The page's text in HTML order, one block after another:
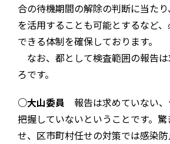
合の待機期間の解除の判断に当た
を活用することも可能とするなど
できる体制を確保しております。
なお、都として検査範囲の報告
ろです。
○大山委員 報告は求めていない
把握していないということです。
せ、区市町村任せの対策では感染防